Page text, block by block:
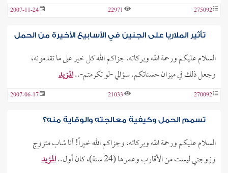
275092
22971
2007-11-24
تأثير الملاريا على الجنين في الأسابيع الأخيرة من الحمل
السلام عليكم ورحمة الله وبركاته. جزاكم الله كل خير على ما تقدمونه،
وجعل ذلك في ميزان حسناتكم. سؤالي -لو تكرمتم-..المزيد
270092
21033
2007-06-17
تسمم الحمل وكيفية معالجته والوقاية منه؟
السلام عليكم ورحمة الله وبركاته، وجزاكم الله خيراً! أنا شاب متزوج
وزوجتي ليست من الأقارب وعمرها (24 سنة)، كان أول..
المزيد